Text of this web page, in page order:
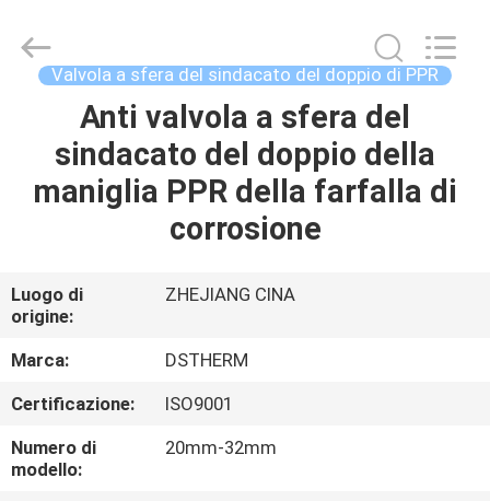
CASA
PRODOTTI
DI
NOI
VISITA
ALLA
FABBRICA
DSTHERM
INDUSTRIAL
LIMITED.Valvola a sfera del sindacato del doppio di PPR
Anti valvola a sfera del
sindacato del doppio della
maniglia PPR della farfalla di
corrosione
Luogo di
origine:
ZHEJIANG CINA
Marca:
DSTHERM
Certificazione:
ISO9001
Numero di
modello:
20mm-32mm